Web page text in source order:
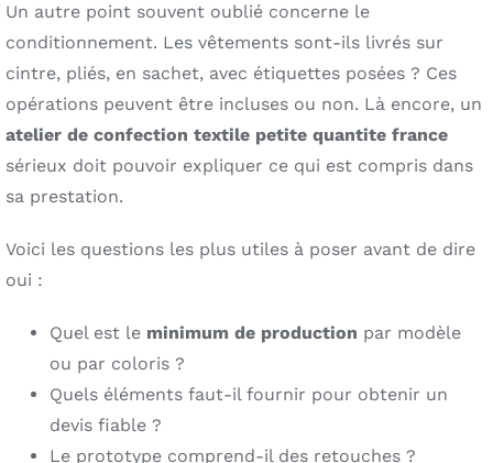
Un autre point souvent oublié concerne le
conditionnement. Les vêtements sont-ils livrés sur
cintre, pliés, en sachet, avec étiquettes posées ? Ces
opérations peuvent être incluses ou non. Là encore, un
atelier de confection textile petite quantite france
sérieux doit pouvoir expliquer ce qui est compris dans
sa prestation.
Voici les questions les plus utiles à poser avant de dire
oui :
Quel est le minimum de production par modèle
ou par coloris ?
Quels éléments faut-il fournir pour obtenir un
devis fiable ?
Le prototype comprend-il des retouches ?